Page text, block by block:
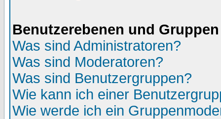
Benutzerebenen und Gruppen
Was sind Administratoren?
Was sind Moderatoren?
Was sind Benutzergruppen?
Wie kann ich einer
Wie werde ich ein